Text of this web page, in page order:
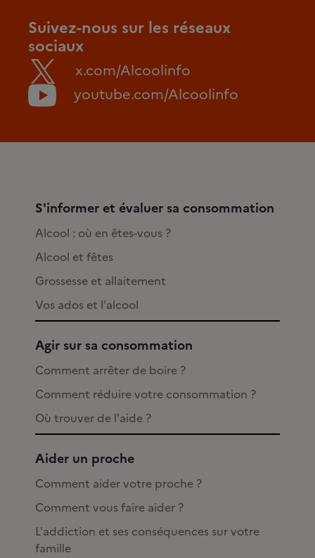
Suivez-nous sur les réseaux
sociaux
x.com/Alcoolinfo
youtube.com/Alcoolinfo
S'informer et évaluer sa consommation
Alcool : où en êtes-vous ?
Alcool et fêtes
Grossesse et allaitement
Vos ados et l'alcool
Agir sur sa consommation
Comment arrêter de boire ?
Comment réduire votre consommation ?
Où trouver de l'aide ?
Aider un proche
Comment aider votre proche ?
Comment vous faire aider ?
L'addiction et ses conséquences sur votre
famille